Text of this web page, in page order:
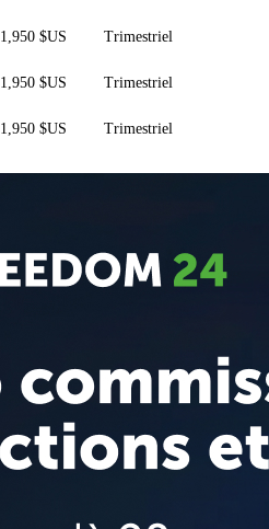
1,950 $US Trimestriel
1,950 $US Trimestriel
1,950 $US Trimestriel